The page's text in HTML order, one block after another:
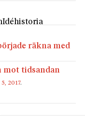
Idéhistoria
räkna med
mot tidsandan
5, 2017.